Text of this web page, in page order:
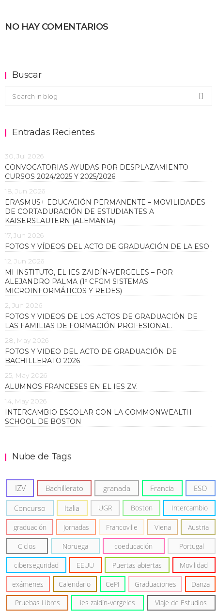
NO HAY COMENTARIOS
Buscar
Buscar en el blog
Entradas Recientes
30, Jul 2026
CONVOCATORIAS AYUDAS POR DESPLAZAMIENTO
CURSOS 2024/2025 Y 2025/2026
18, Jun 2026
ERASMUS+ EDUCACIÓN PERMANENTE – MOVILIDADES
DE CORTADURACIÓN DE ESTUDIANTES A
KAISERSLAUTERN (ALEMANIA)
17, Jun 2026
FOTOS Y VÍDEOS DEL ACTO DE GRADUACIÓN DE LA ESO
12, Jun 2026
MI INSTITUTO, EL IES ZAIDÍN-VERGELES – POR
ALEJANDRO PALMA (1º CFGM SISTEMAS
MICROINFORMÁTICOS Y REDES)
2, Jun 2026
FOTOS Y VIDEOS DE LOS ACTOS DE GRADUACIÓN DE
LAS FAMILIAS DE FORMACIÓN PROFESIONAL.
28, May 2026
FOTOS Y VIDEO DEL ACTO DE GRADUACIÓN DE
BACHILLERATO 2026
25, May 2026
ALUMNOS FRANCESES EN EL IES ZV.
14, May 2026
INTERCAMBIO ESCOLAR CON LA COMMONWEALTH
SCHOOL DE BOSTON
Nube de Tags
IZV Bachillerato granada Francia ESO
Concurso Italia UGR Boston Intercambio
graduación Jornadas Francoville Viena Austria
Ciclos Noruega coeducación Portugal
ciberseguridad EEUU Puertas abiertas Movilidad
exámenes Calendario CePI Graduaciones Danza
Pruebas Libres ies zaidín-vergeles Viaje de Estudios